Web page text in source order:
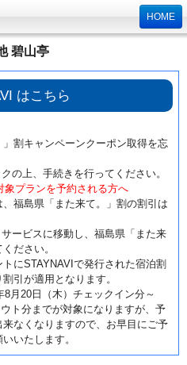
HOME
碧山亭
はこちら
割キャンペーンクーポン取得を忘
の上、手続きを行ってください。
象プランを予約される方へ
福島県「また来て。」割の割引は
ービスに移動し、福島県「また来
ださい。
にSTAYNAVIで発行された宿泊割
引が適用となります。
月20日（木）チェックイン分～
ト分までが対象になりますが、予
なくなりますので、お早目にご予
いたします。